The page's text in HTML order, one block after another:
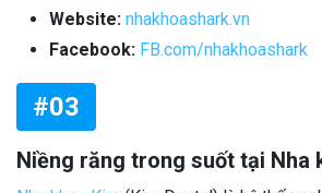
Website: nhakhoashark.vn
Facebook: FB.com/nhakhoashark
#03
Niềng răng trong suốt tại Nha